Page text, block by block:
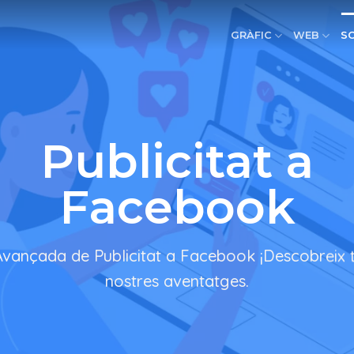
GRÀFIC WEB
Publicitat a
Facebook
de Publicitat a Facebook ¡Descobreix
nostres aventatges.